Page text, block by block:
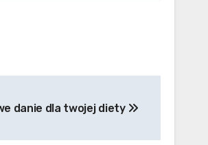
danie dla twojej diety